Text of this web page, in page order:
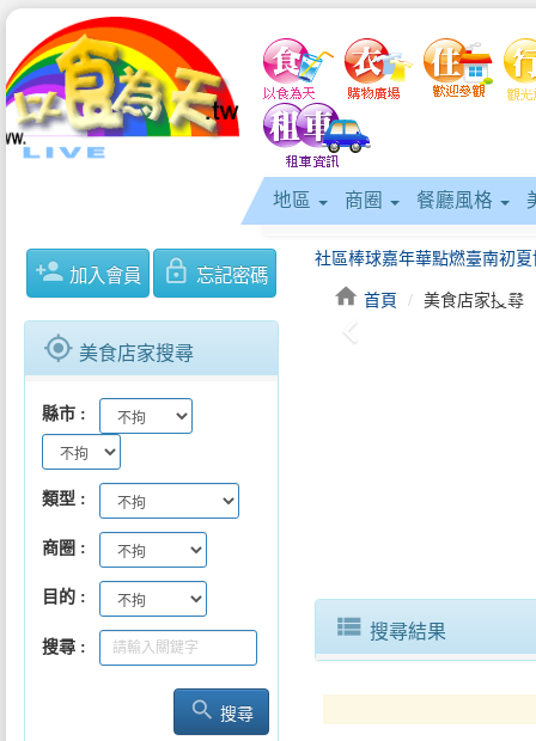
地區 商圈 餐廳風格
person_add 加入會員 lock_outline 忘記密碼
gps_fixed 美食店家搜尋
縣市
類型
商圈
目的
搜尋
search 搜尋
將軍吼首日5.3萬人同歡黃偉
home 首頁 美食店家搜尋
keyboard_arrow_left
view_list 搜尋結果